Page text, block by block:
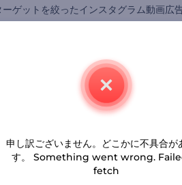
ットを絞ったインスタグラム動画広
括的なスイートを無料で提供してい
速な投稿が必要な場合でも、詳細な広
イデアに命を吹き込むお手伝いをしま
ものを選択することから始めます。ア
を引く表示にできます。独自の画像
的にしたい場合は、アニメーションロ
、最初の1秒から視聴者の注目を集め
ージを伝えたいと考えているマーケ
のフィードやストーリーの海
申し訳ございません。どこかに不具合が
す。 Something went wrong.
fetch